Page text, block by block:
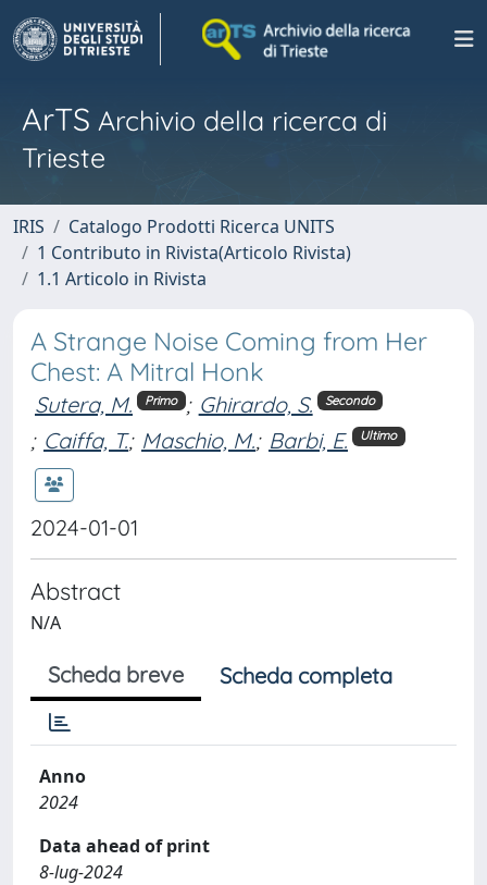
ArTS Archivio della ricerca di
Trieste
IRIS
Catalogo Prodotti Ricerca UNITS
1 Contributo in Rivista(Articolo Rivista)
1.1 Articolo in Rivista
A Strange Noise Coming from Her
Chest: A Mitral Honk
Sutera, M. Primo ; Ghirardo, S. Secondo
; Caiffa, T.; Maschio, M.; Barbi, E. Ultimo
2024-01-01
Abstract
N/A
Scheda breve Scheda completa
Anno
2024
Data ahead of print
8-lug-2024